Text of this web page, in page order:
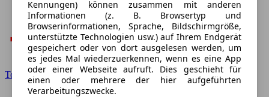
Kennungen) können zusammen mit anderen
Informationen (z. B. Browsertyp und
Browserinformationen, Sprache, Bildschirmgröße,
unterstützte Technologien usw.) auf Ihrem Endgerät
gespeichert oder von dort ausgelesen werden, um
es jedes Mal wiederzuerkennen, wenn es eine App
oder einer Webseite aufruft. Dies geschieht für
einen oder mehrere der hier aufgeführten
Verarbeitungszwecke.
Toyota